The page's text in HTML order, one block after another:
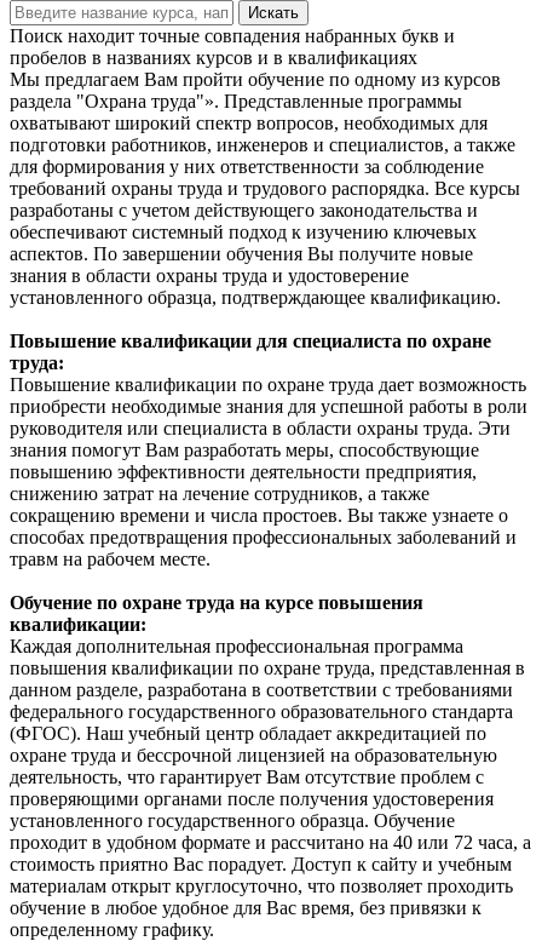
Искать
Поиск находит точные совпадения набранных букв и
пробелов в названиях курсов и в квалификациях
Мы предлагаем Вам пройти обучение по одному из курсов
раздела "Охрана труда"». Представленные программы
охватывают широкий спектр вопросов, необходимых для
подготовки работников, инженеров и специалистов, а также
для формирования у них ответственности за соблюдение
требований охраны труда и трудового распорядка. Все курсы
разработаны с учетом действующего законодательства и
обеспечивают системный подход к изучению ключевых
аспектов. По завершении обучения Вы получите новые
знания в области охраны труда и удостоверение
установленного образца, подтверждающее квалификацию.
Повышение квалификации для специалиста по охране
труда:
Повышение квалификации по охране труда дает возможность
приобрести необходимые знания для успешной работы в роли
руководителя или специалиста в области охраны труда. Эти
знания помогут Вам разработать меры, способствующие
повышению эффективности деятельности предприятия,
снижению затрат на лечение сотрудников, а также
сокращению времени и числа простоев. Вы также узнаете о
способах предотвращения профессиональных заболеваний и
травм на рабочем месте.
Обучение по охране труда на курсе повышения
квалификации:
Каждая дополнительная профессиональная программа
повышения квалификации по охране труда, представленная в
данном разделе, разработана в соответствии с требованиями
федерального государственного образовательного стандарта
(ФГОС). Наш учебный центр обладает аккредитацией по
охране труда и бессрочной лицензией на образовательную
деятельность, что гарантирует Вам отсутствие проблем с
проверяющими органами после получения удостоверения
установленного государственного образца. Обучение
проходит в удобном формате и рассчитано на 40 или 72 часа, а
стоимость приятно Вас порадует. Доступ к сайту и учебным
материалам открыт круглосуточно, что позволяет проходить
обучение в любое удобное для Вас время, без привязки к
определенному графику.